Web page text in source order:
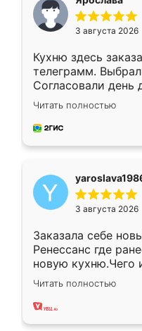
3 августа 2026
Кухню здесь
телеграмм.
Согласовали день
недели кухня была
довольны
мебель за
Читать полностью
3 августа 2026
Заказала себе
Ренессанс где
новую кухню.Чего
вполне довольна.
два года,
Читать полностью